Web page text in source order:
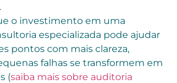
o investimento em uma
especializada pode ajudar
pontos com mais clareza,
falhas se transformem em
(saiba mais sobre auditoria